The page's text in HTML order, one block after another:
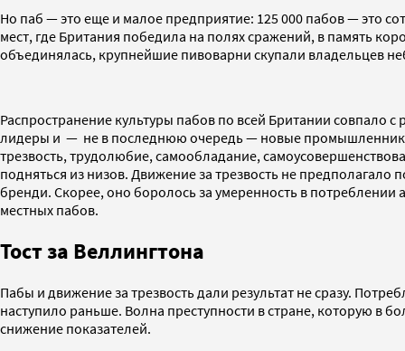
Но паб — это еще и малое предприятие: 125 000 пабов — это
мест, где Британия победила на полях сражений, в память
объединялась, крупнейшие пивоварни скупали владельцев
Распространение культуры пабов по всей Британии совпало
лидеры и — не в последнюю очередь — новые промышленники,
трезвость, трудолюбие, самообладание,
подняться из низов. Движение за трезвость не
бренди. Скорее, оно боролось за умеренность в
местных пабов.
Тост за Веллингтона
Пабы и движение за трезвость дали результат не сразу.
наступило раньше. Волна преступности в стране, которую в
снижение показателей.